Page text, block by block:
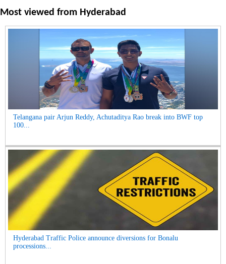
Most viewed from Hyderabad
Telangana pair Arjun Reddy, Achutaditya Rao break into BWF top
100...
Hyderabad Traffic Police announce diversions for Bonalu
processions...